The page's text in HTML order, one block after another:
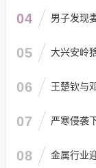
04 男子发现
05 大兴安岭
06 王楚钦与
07 严寒侵袭
08 金属行业